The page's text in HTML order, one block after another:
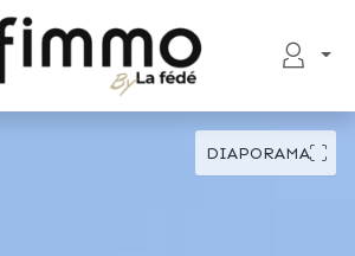
DIAPORAMA